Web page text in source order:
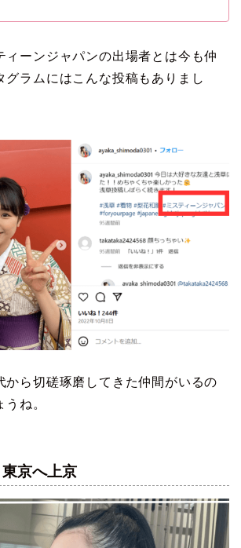
ィーンジャパンの出場者とは今も仲
グラムにはこんな投稿もありまし
から切磋琢磨してきた仲間がいるの
ね。
京へ上京